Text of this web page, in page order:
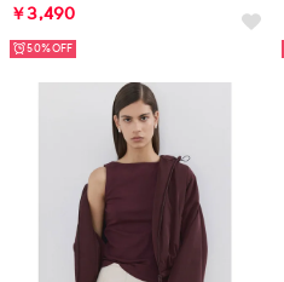
￥3,490
50%